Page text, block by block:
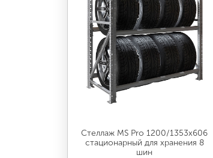
Стеллаж MS Pro 1200/1353x606
стационарный для хранения 8
шин